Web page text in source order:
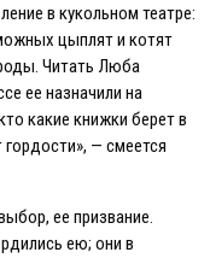
в кукольном театре:
цыплят и котят
Читать Люба
ее назначили на
какие книжки берет в
— смеется
ее призвание.
ею; они в